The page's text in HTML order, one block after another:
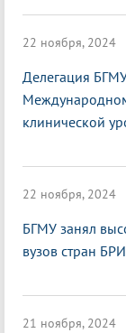
22 ноября, 2024
Делегация
клинической
22 ноября, 2024
БГМУ занял
вузов стран
21 ноября, 2024